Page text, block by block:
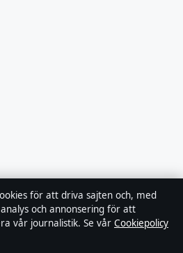
för att driva sajten och, med
och annonsering för att
vår journalistik. Se vår Cookiepolicy